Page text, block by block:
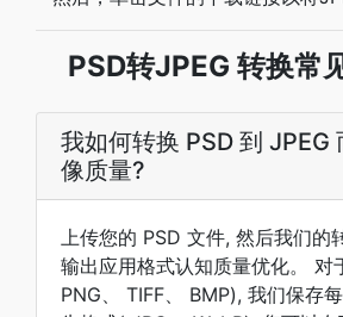
PSD转JPEG 转换常
我如何转换 PSD 到 JPEG
像质量?
上传您的 PSD 文件, 然后我们的
输出应用格式认知质量优化。 对
PNG、 TIFF、 BMP), 我们保存